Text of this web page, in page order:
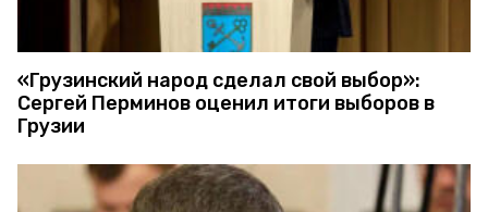
«Грузинский народ сделал свой выбор»:
Сергей Перминов оценил итоги выборов в
Грузии